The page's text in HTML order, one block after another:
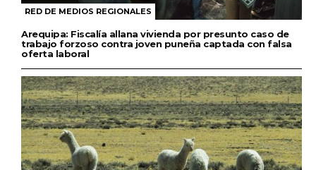
RED DE MEDIOS REGIONALES
Arequipa: Fiscalía allana vivienda por presunto caso de
trabajo forzoso contra joven puneña captada con falsa
oferta laboral